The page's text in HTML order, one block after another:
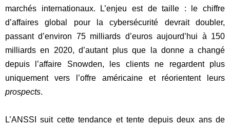
marchés internationaux. L’enjeu est de taille : le chiffre
d’affaires global pour la cybersécurité devrait doubler,
passant d’environ 75 milliards d’euros aujourd’hui à 150
milliards en 2020, d’autant plus que la donne a changé
depuis l’affaire Snowden, les clients ne regardent plus
uniquement vers l’offre américaine et réorientent leurs
prospects.
L’ANSSI suit cette tendance et tente depuis deux ans de